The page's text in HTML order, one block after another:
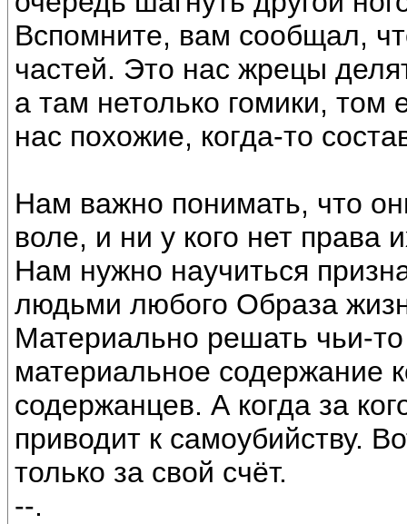
Вспомните, вам сообщал,
частей. Это нас жрецы
а там нетолько гомики, том
нас похожие, когда-то
Нам важно понимать, что
воле, и ни у кого нет права
Нам нужно научиться
людьми любого Образа
Материально решать чьи-
материальное содержание
содержанцев. А когда за
приводит к самоубийству.
только за свой счёт.
--.